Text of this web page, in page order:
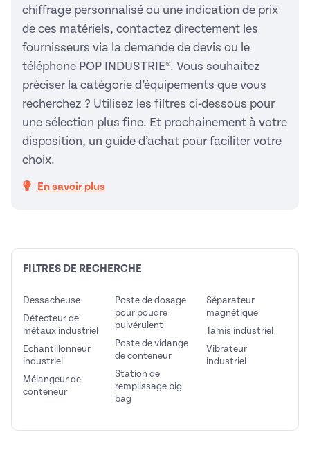
chiffrage personnalisé ou une indication de prix
de ces matériels, contactez directement les
fournisseurs via la demande de devis ou le
téléphone POP INDUSTRIE®. Vous souhaitez
préciser la catégorie d’équipements que vous
recherchez ? Utilisez les filtres ci-dessous pour
une sélection plus fine. Et prochainement à votre
disposition, un guide d’achat pour faciliter votre
choix.
En savoir plus
FILTRES DE RECHERCHE
Dessacheuse
Détecteur de
métaux industriel
Echantillonneur
industriel
Mélangeur de
conteneur
Poste de dosage
pour poudre
pulvérulent
Poste de vidange
de conteneur
Station de
remplissage big
bag
Séparateur
magnétique
Tamis industriel
Vibrateur
industriel